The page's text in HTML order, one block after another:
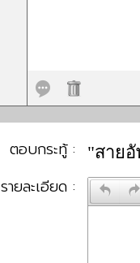
ตอบกระทู้ : "สาย
รายละเอียด :